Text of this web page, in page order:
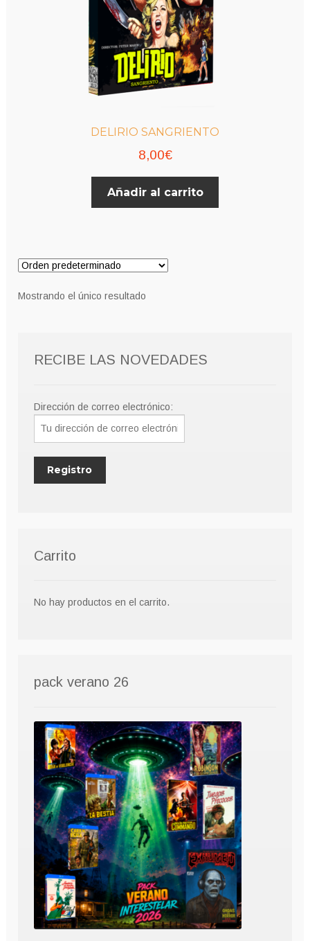
DELIRIO SANGRIENTO
8,00€
Añadir al carrito
Mostrando el único resultado
RECIBE LAS NOVEDADES
Dirección de correo electrónico:
Carrito
No hay productos en el carrito.
pack verano 26